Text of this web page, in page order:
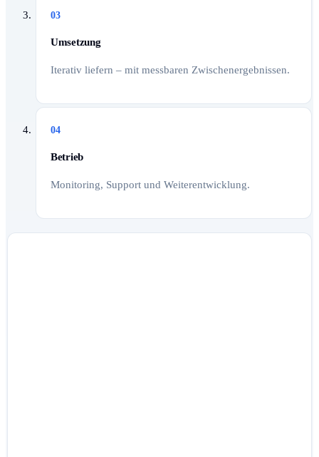
03
Umsetzung
Iterativ liefern – mit messbaren Zwischenergebnissen.
04
Betrieb
Monitoring, Support und Weiterentwicklung.